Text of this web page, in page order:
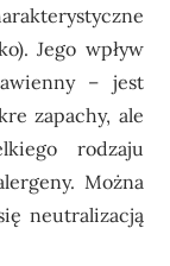
Jego wpływ
– jest
zapachy, ale
rodzaju
Można
neutralizacją